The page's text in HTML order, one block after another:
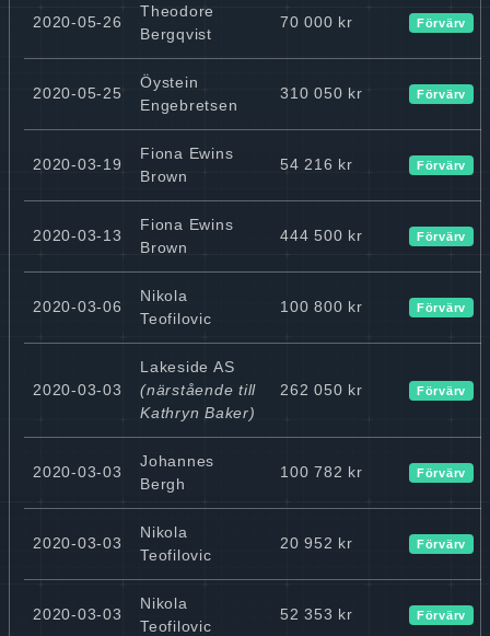
2020-05-26
Theodore
Bergqvist
70 000 kr Förvärv
2020-05-25
Öystein
Engebretsen
310 050 kr Förvärv
2020-03-19
Fiona Ewins
Brown
54 216 kr Förvärv
2020-03-13
Fiona Ewins
Brown
444 500 kr Förvärv
2020-03-06
Nikola
Teofilovic
100 800 kr Förvärv
2020-03-03
Lakeside AS
(närstående till
Kathryn Baker)
262 050 kr Förvärv
2020-03-03
Johannes
Bergh
100 782 kr Förvärv
2020-03-03
Nikola
Teofilovic
20 952 kr Förvärv
2020-03-03
Nikola
Teofilovic
52 353 kr Förvärv